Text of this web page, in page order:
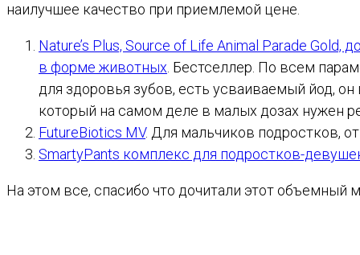
наилучшее качество при приемлемой цене.
Nature’s Plus, Source of Life Animal Parade
в форме животных. Бестселлер. По всем
для здоровья зубов, есть усваиваемый йод,
который на самом деле в малых дозах нужен
FutureBiotics MV. Для мальчиков подростков,
SmartyPants комплекс для подростков-
На этом все, спасибо что дочитали этот объемный